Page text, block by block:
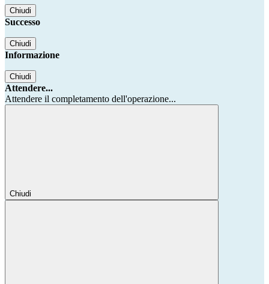
Chiudi
Successo
Chiudi
Informazione
Chiudi
Attendere...
Attendere il completamento dell'operazione...
Chiudi